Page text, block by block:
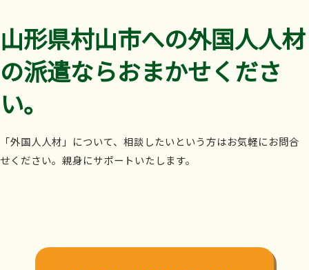
山形県村山市への外国人人材
の派遣ならおまかせくださ
い。
「外国人人材」について、相談したいという方はお気軽にお問合
せください。親身にサポートいたします。